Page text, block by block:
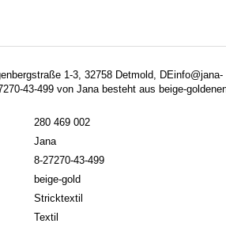
1-3, 32758 Detmold, DEinfo@jana-
43-499 von Jana besteht aus beige-
280 469 002
Jana
8-27270-43-499
beige-gold
Stricktextil
Textil